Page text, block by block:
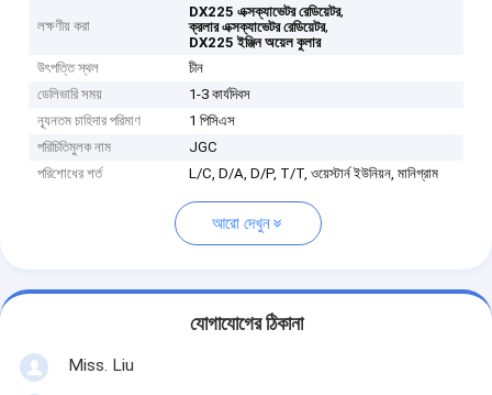
লক্ষণীয় করা
DX225 এক্সক্যাভেটর রেডিয়েটর,
ক্রলার এক্সক্যাভেটর রেডিয়েটর,
DX225 ইঞ্জিন অয়েল কুলার
উৎপত্তি স্থল
চীন
ডেলিভারি সময়
1-3 কার্যদিবস
ন্যূনতম চাহিদার পরিমাণ
1 পিসিএস
পরিচিতিমুলক নাম
JGC
পরিশোধের শর্ত
L/C, D/A, D/P, T/T, ওয়েস্টার্ন ইউনিয়ন, মানিগ্রাম
আরো দেখুন
যোগাযোগের ঠিকানা
Miss. Liu